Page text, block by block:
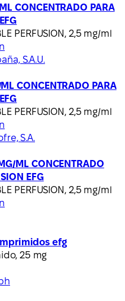
CONCENTRADO PARA
PERFUSION, 2,5 mg/ml
S.A.U.
CONCENTRADO PARA
PERFUSION, 2,5 mg/ml
S.A.
ML CONCENTRADO
EFG
PERFUSION, 2,5 mg/ml
efg
25 mg